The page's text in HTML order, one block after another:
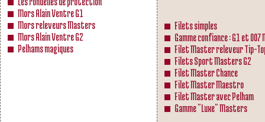
Mors Alain Ventre G1
Mors releveurs Masters
Mors Alain Ventre G2
Pelhams magiques
Filets simples
Gamme confiance : G1 et
Filet Master releveur Tip-
Filets Sport Masters G2
Filet Master Chance
Filet Master Maestro
Filet Master avec Pelham
Gamme "Luxe" Masters